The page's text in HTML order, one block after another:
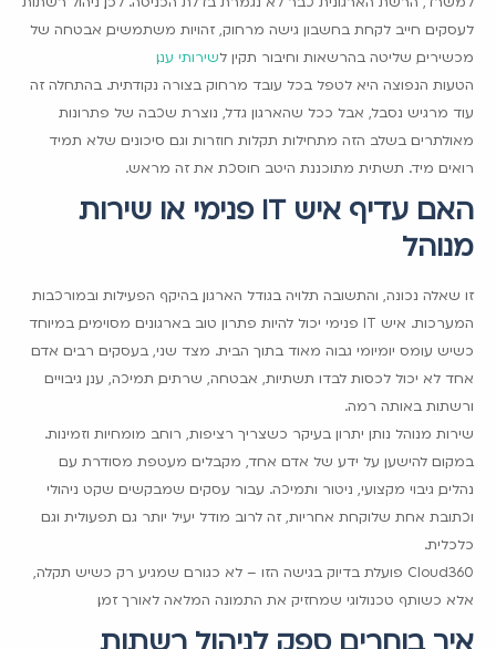
לעסקים חייב לקחת בחשבון גישה מרחוק, זהויות משתמשים, אבטחה של
מכשירים, שליטה בהרשאות וחיבור תקין לשירותי ענן.
הטעות הנפוצה היא לטפל בכל עובד מרחוק בצורה נקודתית. בהתחלה זה
עוד מרגיש נסבל, אבל ככל שהארגון גדל, נוצרת שכבה של פתרונות
מאולתרים. בשלב הזה מתחילות תקלות חוזרות וגם סיכונים שלא תמיד
רואים מיד. תשתית מתוכננת היטב חוסכת את זה מראש.
האם עדיף איש IT פנימי או שירות
מנוהל
זו שאלה נכונה, והתשובה תלויה בגודל הארגון, בהיקף הפעילות ובמורכבות
המערכות. איש IT פנימי יכול להיות פתרון טוב בארגונים מסוימים, במיוחד
כשיש עומס יומיומי גבוה מאוד בתוך הבית. מצד שני, בעסקים רבים אדם
אחד לא יכול לכסות לבדו תשתיות, אבטחה, שרתים, תמיכה, ענן, גיבויים
ורשתות באותה רמה.
שירות מנוהל נותן יתרון בעיקר כשצריך רציפות, רוחב מומחיות וזמינות.
במקום להישען על ידע של אדם אחד, מקבלים מעטפת מסודרת עם
נהלים, גיבוי מקצועי, ניטור ותמיכה. עבור עסקים שמבקשים שקט ניהולי
וכתובת אחת שלוקחת אחריות, זה לרוב מודל יעיל יותר גם תפעולית וגם
כלכלית.
Cloud360 פועלת בדיוק בגישה הזו – לא כגורם שמגיע רק כשיש תקלה,
אלא כשותף טכנולוגי שמחזיק את התמונה המלאה לאורך זמן.
איך בוחרים ספק לניהול רשתות